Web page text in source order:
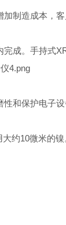
造成本，
成。手持式
保护电子设
约10微米的镍